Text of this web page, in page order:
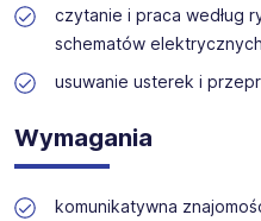
czytanie i praca według
schematów elektrycznych
usuwanie usterek i
Wymagania
komunikatywna